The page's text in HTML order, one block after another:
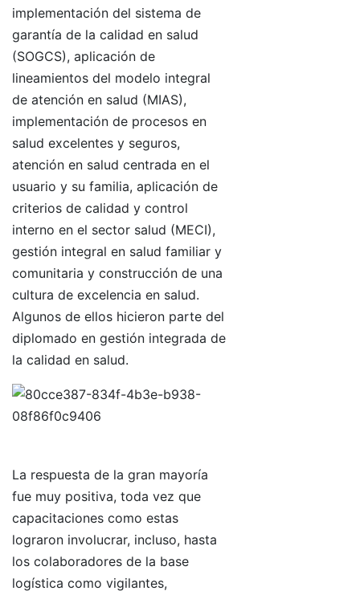
implementación del sistema de
garantía de la calidad en salud
(SOGCS), aplicación de
lineamientos del modelo integral
de atención en salud (MIAS),
implementación de procesos en
salud excelentes y seguros,
atención en salud centrada en el
usuario y su familia, aplicación de
criterios de calidad y control
interno en el sector salud (MECI),
gestión integral en salud familiar y
comunitaria y construcción de una
cultura de excelencia en salud.
Algunos de ellos hicieron parte del
diplomado en gestión integrada de
la calidad en salud.
La respuesta de la gran mayoría
fue muy positiva, toda vez que
capacitaciones como estas
lograron involucrar, incluso, hasta
los colaboradores de la base
logística como vigilantes,